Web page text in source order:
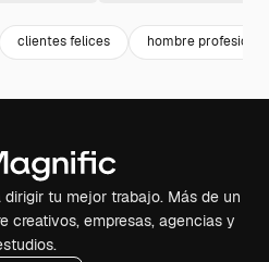
clientes felices hombre profesional
tu mejor trabajo. Más de un
creativos, empresas, agencias y